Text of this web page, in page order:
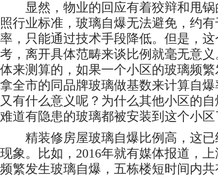
显然，物业的回应有着狡辩和甩锅
照行业标准，玻璃自爆无法避免，约
率，只能通过技术手段降低。但是，
考，离开具体范畴来谈比例就毫无意
体来测算的，如果一个小区的玻璃频
拿全市的同品牌玻璃做基数来计算自
又有什么意义呢？为什么其他小区的
难道有隐患的玻璃都被安装到这个小
精装修房屋玻璃自爆比例高，这已
现象。比如，2016年就有媒体报道，
频繁发生玻璃自爆，五栋楼短时间内